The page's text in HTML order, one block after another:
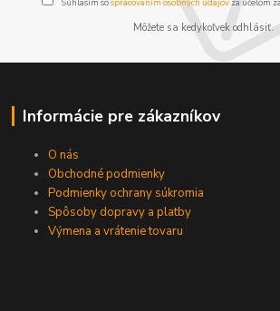
Súhlasím sospracovaním osobných údajov za účelom
Môžete sa kedykoľvek odhlásiť.
Informácie pre zákazníkov
O nás
Obchodné podmienky
Podmienky ochrany súkromia
Spôsoby dopravy a platby
Výmena a vrátenie tovaru